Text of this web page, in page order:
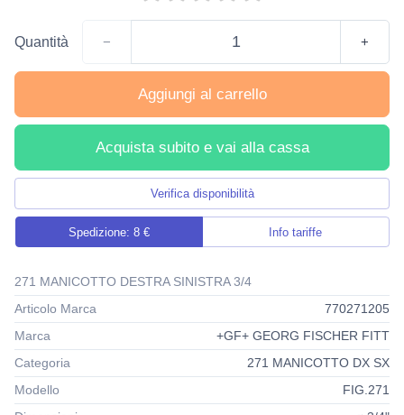
Quantità − +
Aggiungi al carrello
Acquista subito e vai alla cassa
Verifica disponibilità
Spedizione: 8 € Info tariffe
271 MANICOTTO DESTRA SINISTRA 3/4
Articolo Marca
770271205
Marca
+GF+ GEORG FISCHER FITT
Categoria
271 MANICOTTO DX SX
Modello
FIG.271